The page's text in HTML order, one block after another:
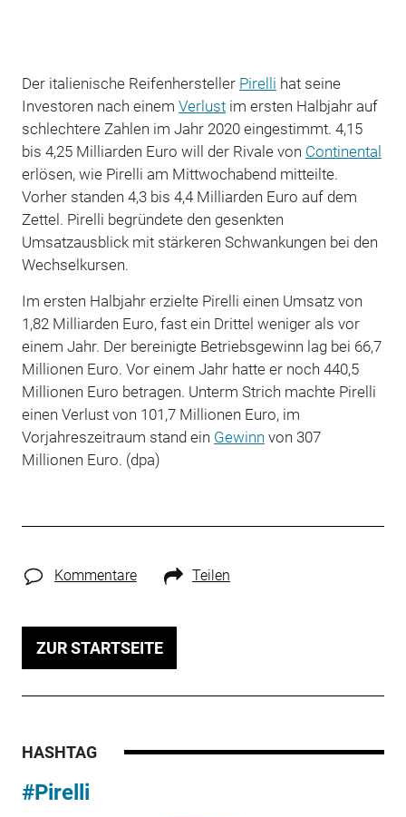
Der italienische Reifenhersteller Pirelli hat seine
Investoren nach einem Verlustim ersten Halbjahr auf
schlechtere Zahlen im Jahr 2020 eingestimmt. 4,15
bis 4,25 Milliarden Euro will der Rivale von Continental
erlösen, wie Pirelli am Mittwochabend mitteilte.
Vorher standen 4,3 bis 4,4 Milliarden Euro auf dem
Zettel. Pirelli begründete den gesenkten
Umsatzausblick mit stärkeren Schwankungen bei den
Wechselkursen.
Im ersten Halbjahr erzielte Pirelli einen Umsatz von
1,82 Milliarden Euro, fast ein Drittel weniger als vor
einem Jahr. Der bereinigte Betriebsgewinn lag bei 66,7
Millionen Euro. Vor einem Jahr hatte er noch 440,5
Millionen Euro betragen. Unterm Strich machte Pirelli
einen Verlust von 101,7 Millionen Euro, im
Vorjahreszeitraum stand ein Gewinn von 307
Millionen Euro. (dpa)
Kommentare Teilen
ZUR STARTSEITE
HASHTAG
#Pirelli